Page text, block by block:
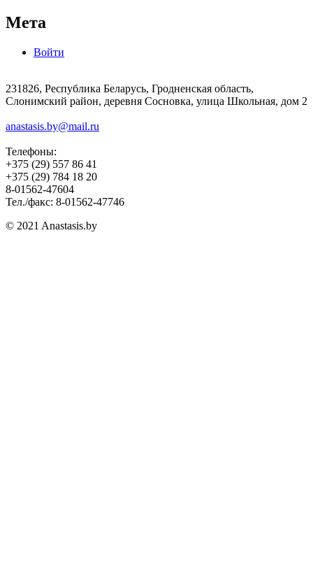
Мета
Войти
231826, Республика Беларусь, Гродненская область,
Слонимский район, деревня Сосновка, улица Школьная, дом 2
anastasis.by@mail.ru
Телефоны:
+375 (29) 557 86 41
+375 (29) 784 18 20
8-01562-47604
Тел./факс: 8-01562-47746
© 2021 Anastasis.by